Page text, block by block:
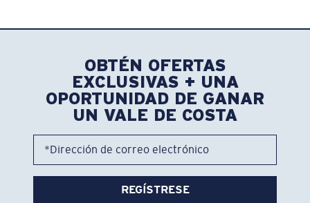
OBTÉN OFERTAS
EXCLUSIVAS + UNA
OPORTUNIDAD DE GANAR
UN VALE DE COSTA
*Dirección de correo electrónico
REGÍSTRESE